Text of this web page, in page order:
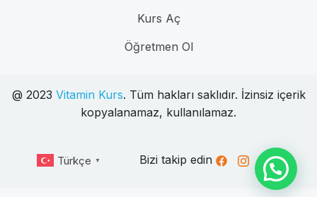
Kurs Aç
Öğretmen Ol
@ 2023 Vitamin Kurs. Tüm hakları saklıdır. İzinsiz içerik
kopyalanamaz, kullanılamaz.
Türkçe ▼ Bizi takip edin